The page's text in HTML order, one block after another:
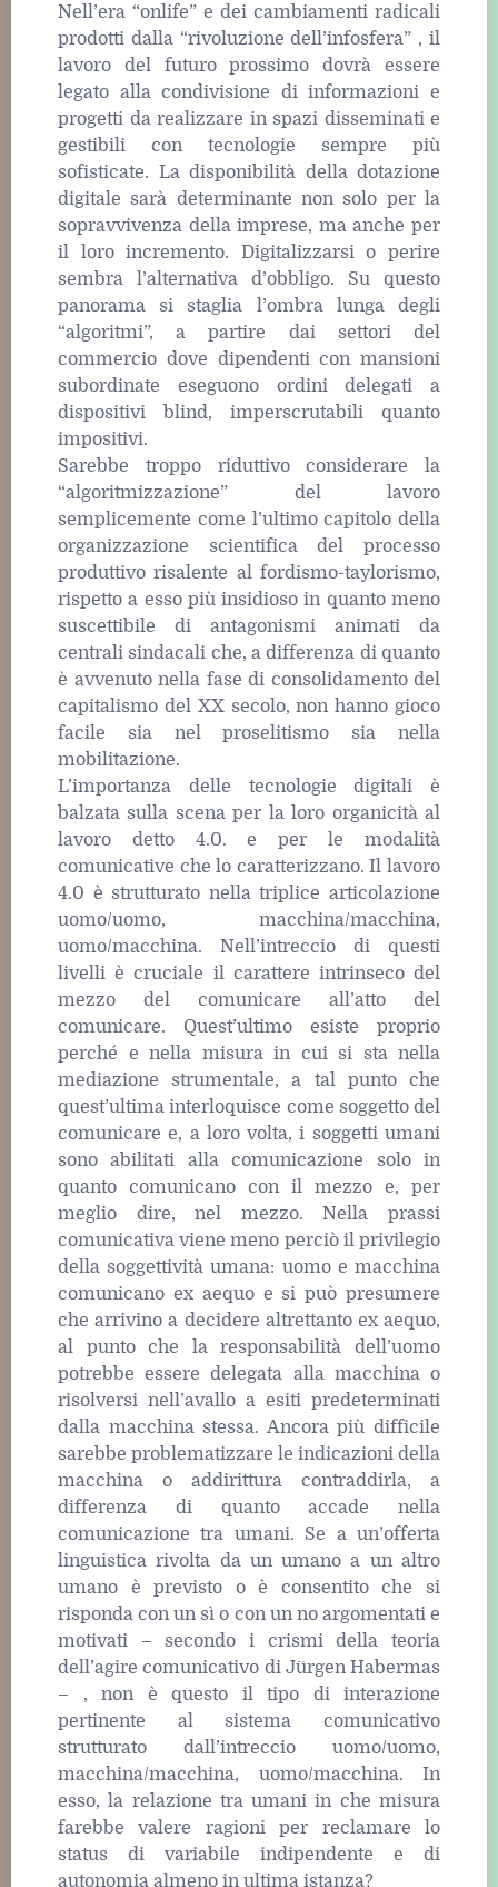
Nell’era “onlife” e dei cambiamenti radicali
prodotti dalla “rivoluzione dell’infosfera” , il
lavoro del futuro prossimo dovrà essere
legato alla condivisione di informazioni e
progetti da realizzare in spazi disseminati e
gestibili con tecnologie sempre più
sofisticate. La disponibilità della dotazione
digitale sarà determinante non solo per la
sopravvivenza della imprese, ma anche per
il loro incremento. Digitalizzarsi o perire
sembra l’alternativa d’obbligo. Su questo
panorama si staglia l’ombra lunga degli
“algoritmi”, a partire dai settori del
commercio dove dipendenti con mansioni
subordinate eseguono ordini delegati a
dispositivi blind, imperscrutabili quanto
impositivi.
Sarebbe troppo riduttivo considerare la
“algoritmizzazione” del lavoro
semplicemente come l’ultimo capitolo della
organizzazione scientifica del processo
produttivo risalente al fordismo-taylorismo,
rispetto a esso più insidioso in quanto meno
suscettibile di antagonismi animati da
centrali sindacali che, a differenza di quanto
è avvenuto nella fase di consolidamento del
capitalismo del XX secolo, non hanno gioco
facile sia nel proselitismo sia nella
mobilitazione.
L’importanza delle tecnologie digitali è
balzata sulla scena per la loro organicità al
lavoro detto 4.0. e per le modalità
comunicative che lo caratterizzano. Il lavoro
4.0 è strutturato nella triplice articolazione
uomo/uomo, macchina/macchina,
uomo/macchina. Nell’intreccio di questi
livelli è cruciale il carattere intrinseco del
mezzo del comunicare all’atto del
comunicare. Quest’ultimo esiste proprio
perché e nella misura in cui si sta nella
mediazione strumentale, a tal punto che
quest’ultima interloquisce come soggetto del
comunicare e, a loro volta, i soggetti umani
sono abilitati alla comunicazione solo in
quanto comunicano con il mezzo e, per
meglio dire, nel mezzo. Nella prassi
comunicativa viene meno perciò il privilegio
della soggettività umana: uomo e macchina
comunicano ex aequo e si può presumere
che arrivino a decidere altrettanto ex aequo,
al punto che la responsabilità dell’uomo
potrebbe essere delegata alla macchina o
risolversi nell’avallo a esiti predeterminati
dalla macchina stessa. Ancora più difficile
sarebbe problematizzare le indicazioni della
macchina o addirittura contraddirla, a
differenza di quanto accade nella
comunicazione tra umani. Se a un’offerta
linguistica rivolta da un umano a un altro
umano è previsto o è consentito che si
risponda con un sì o con un no argomentati e
motivati – secondo i crismi della teoria
dell’agire comunicativo di Jürgen Habermas
– , non è questo il tipo di interazione
pertinente al sistema comunicativo
strutturato dall’intreccio uomo/uomo,
macchina/macchina, uomo/macchina. In
esso, la relazione tra umani in che misura
farebbe valere ragioni per reclamare lo
status di variabile indipendente e di
autonomia almeno in ultima istanza?